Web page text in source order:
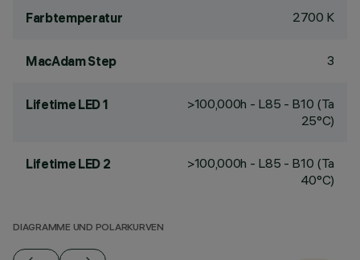
Farbtemperatur 2700 K
MacAdam Step 3
Lifetime LED 1
>100,000h - L85 - B10 (Ta
25°C)
Lifetime LED 2
>100,000h - L85 - B10 (Ta
40°C)
DIAGRAMME UND POLARKURVEN